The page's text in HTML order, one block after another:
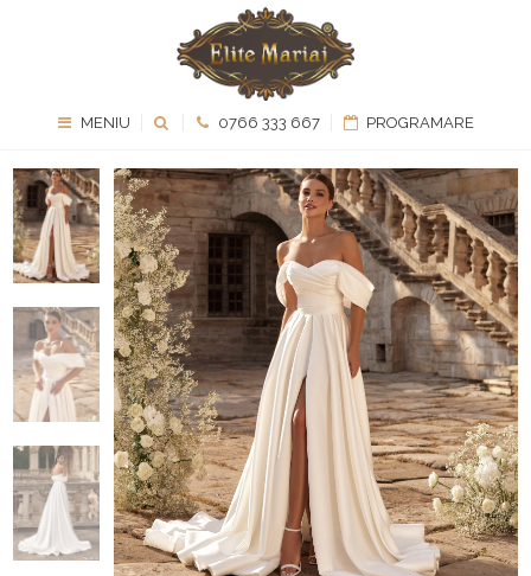
MENIU 0766 333 667 PROGRAMARE